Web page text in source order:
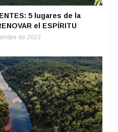
5 lugares de la
el ESPÍRITU
de 2023